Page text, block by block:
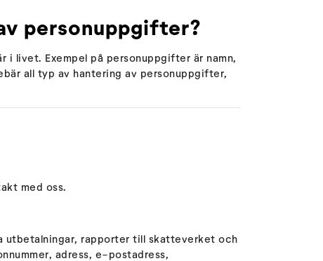
personuppgifter?
livet. Exempel på personuppgifter är namn,
all typ av hantering av personuppgifter,
med oss.
utbetalningar, rapporter till skatteverket och
adress, e-postadress,